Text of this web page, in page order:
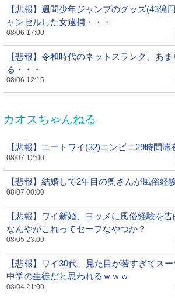
【悲報】週間少年ジャンプのグッズ(43億
ャンセルした女逮捕・・・
08/06 17:00
【悲報】令和時代のネットスラング、あ
る・・・
08/06 12:15
カオスちゃんねる
【悲報】ニートワイ(32)コンビニ29時間滞
08/07 12:00
【悲報】結婚して2年目の奥さんが風俗経
08/07 00:00
【悲報】ワイ新婚、ヨッメに風俗経験を
なんやがこれってセーフなやつか？
08/05 23:00
【悲報】ワイ30代、見た目が若すぎてス
中学の生徒だと思われるｗｗｗ
08/04 21:00